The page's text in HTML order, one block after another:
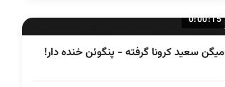
0:00:15
میگن سعید کرونا گرفته - پنگوئن خنده دار!